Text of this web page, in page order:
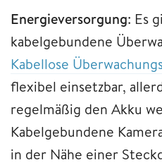
Energieversorgung: Es
kabelgebundene
Kabellose
flexibel einsetzbar,
regelmäßig den Akku
Kabelgebundene
in der Nähe einer